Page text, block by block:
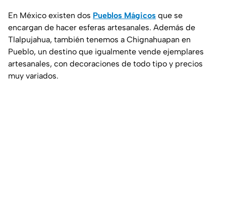
En México existen dos Pueblos Mágicos que se
encargan de hacer esferas artesanales. Además de
Tlalpujahua, también tenemos a Chignahuapan en
Pueblo, un destino que igualmente vende ejemplares
artesanales, con decoraciones de todo tipo y precios
muy variados.